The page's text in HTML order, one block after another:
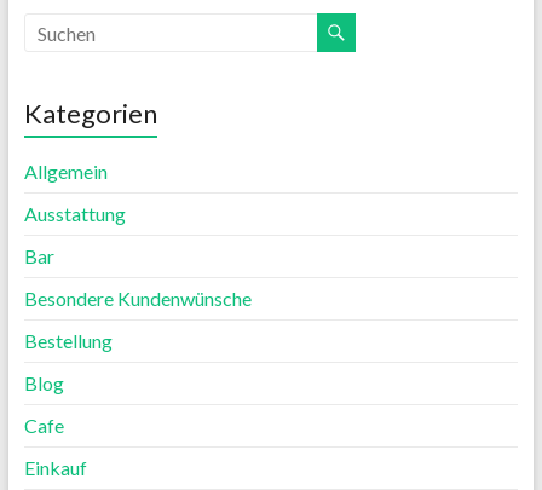
Kategorien
Allgemein
Ausstattung
Bar
Besondere Kundenwünsche
Bestellung
Blog
Cafe
Einkauf